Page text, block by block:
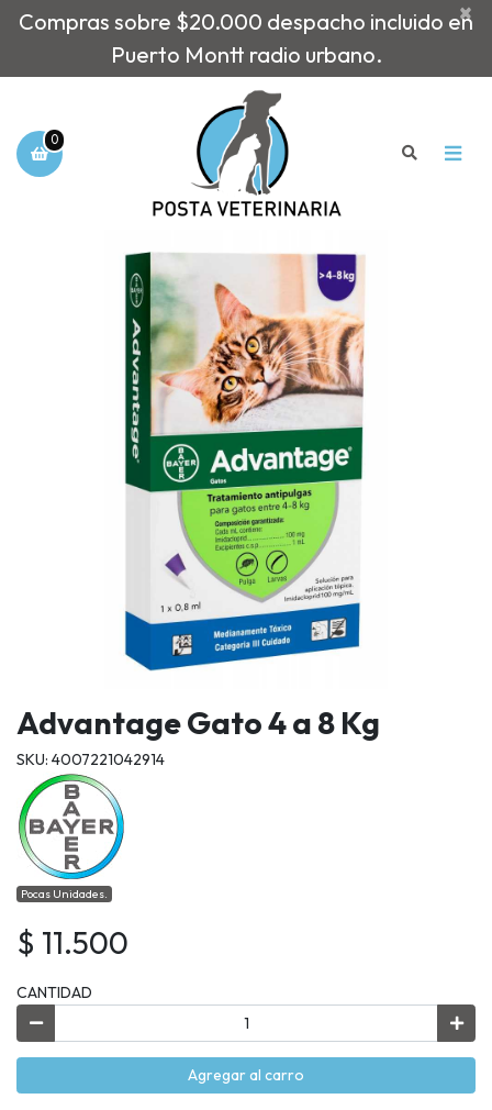
Compras sobre $20.000 despacho incluido en
Puerto Montt radio urbano.
×
0
Advantage Gato 4 a 8 Kg
SKU: 4007221042914
Pocas Unidades.
$ 11.500
CANTIDAD
Agregar al carro